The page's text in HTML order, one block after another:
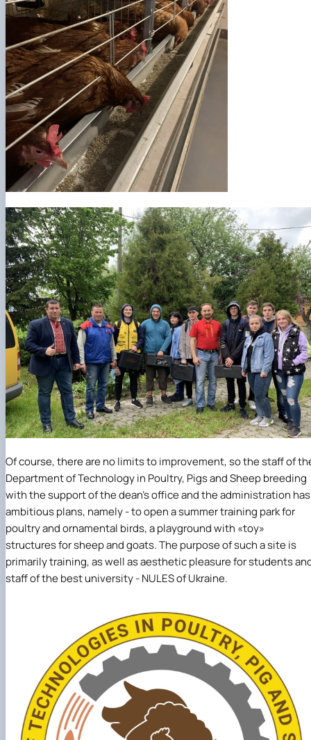
Of course, there are no limits to improvement, so the staff of
Department of Technology in Poultry, Pigs and Sheep breeding
with the support of the dean's office and the administration has
ambitious plans, namely - to open a summer training park for
poultry and ornamental birds, a playground with «toy»
structures for sheep and goats. The purpose of such a site is
primarily training, as well as aesthetic pleasure for students
staff of the best university - NULES of Ukraine.